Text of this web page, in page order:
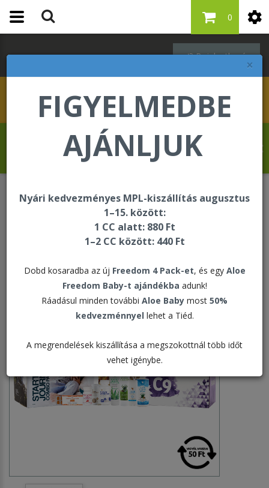
×
FIGYELMEDBE
AJÁNLJUK
Nyári kedvezményes MPL-kiszállítás augusztus
1–15. között:
1 CC alatt: 880 Ft
1–2 CC között: 440 Ft
Dobd kosaradba az új Freedom 4 Pack-et, és egy Aloe
Freedom Baby-t ajándékba adunk!
Ráadásul minden további Aloe Baby most 50%
kedvezménnyel lehet a Tiéd.
A megrendelések kiszállítása a megszokottnál több időt
vehet igénybe.
Bejelentkezés
0
Hahn Martina üdvözli Önt a Forever Living
internetes áruházában!
Pontértékes újdonságok
Start Your Journey Pak - Best Sellers C9